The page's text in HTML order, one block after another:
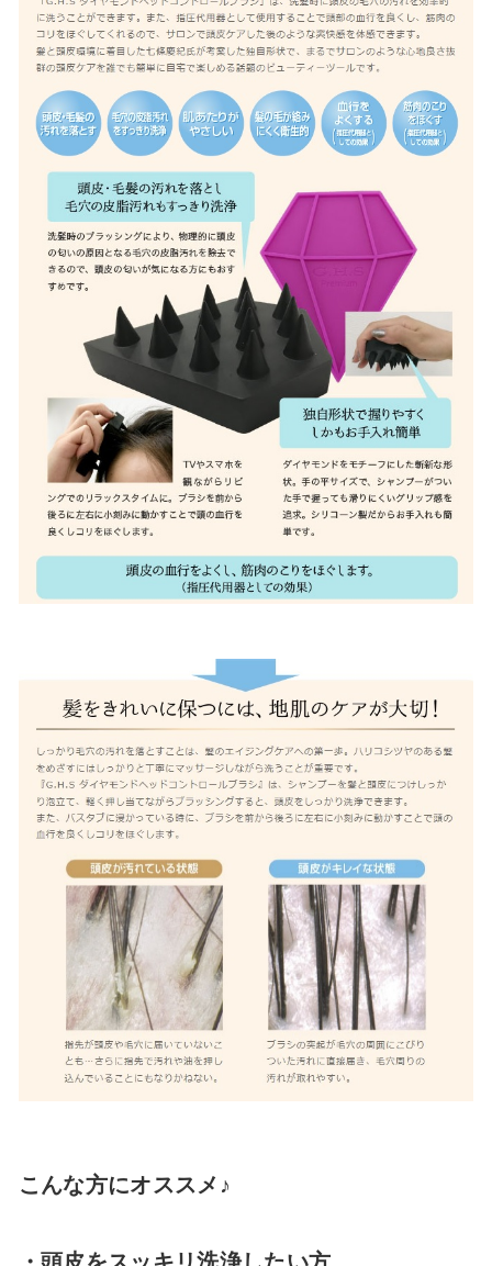
こんな方にオススメ♪